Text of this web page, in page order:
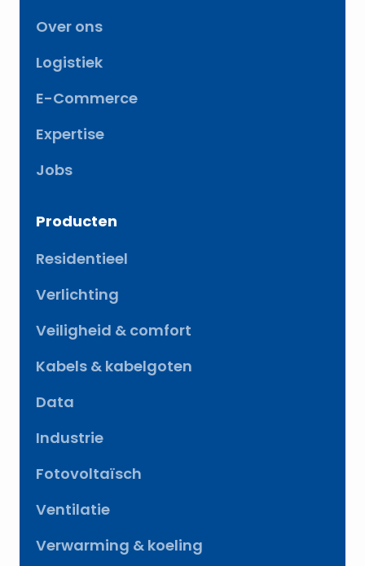
Over ons
Logistiek
E-Commerce
Expertise
Jobs
Producten
Residentieel
Verlichting
Veiligheid & comfort
Kabels & kabelgoten
Data
Industrie
Fotovoltaïsch
Ventilatie
Verwarming & koeling